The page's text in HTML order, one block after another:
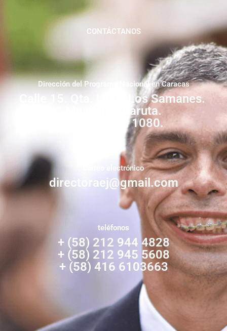
CONTÁCTANOS
Dirección del Programa Nacional en Caracas
Calle 15. Qta. Livia. Los Samanes.
Municipio Baruta.
Zona Postal 1080.
correo electrónico
directoraej@gmail.com
teléfonos
+ (58) 212 944 4828
+ (58) 212 945 5608
+ (58) 416 6103663